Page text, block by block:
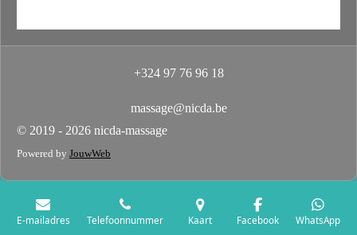
+324 97 76 96 18
massage@nicda.be
© 2019 - 2026 nicda-massage
Powered by JouwWeb
E-mailadres Telefoonnummer Kaart Facebook WhatsApp